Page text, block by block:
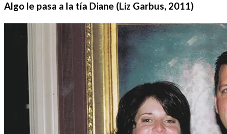
Algo le pasa a la tía Diane (Liz Garbus, 2011)